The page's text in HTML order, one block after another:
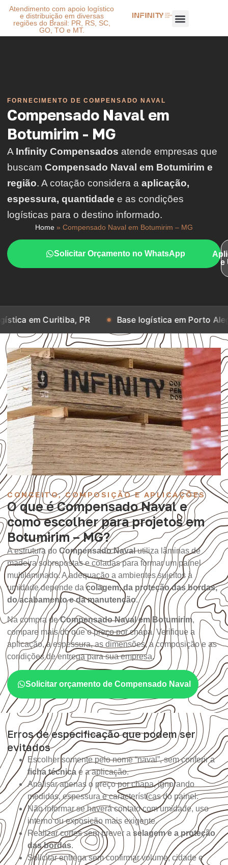
Atendimento com apoio logístico
e distribuição em diversas
regiões do Brasil: PR, RS, SC,
GO, TO e MT.
FORNECIMENTO DE COMPENSADO NAVAL
Compensado Naval em
Botumirim - MG
A Infinity Compensados atende empresas que
buscam Compensado Naval em Botumirim e
região. A cotação considera a aplicação,
espessura, quantidade e as condições
logísticas para o destino informado.
Home » Compensado Naval em Botumirim – MG
Solicitar Orçamento no WhatsApp
e
Curitiba, PR Base logística em Porto Alegre, RS
CONCEITO, COMPOSIÇÃO E APLICAÇÕES
O que é Compensado Naval e
como escolher para projetos em
Botumirim – MG?
A estrutura do Compensado Navalutiliza lâminas de
madeira sobrepostas e coladas para formar um painel
multilaminado. A adequação a ambientes sujeitos à
umidade depende dacolagem, da proteção das bordas,
do acabamento e da manutenção.
Na compra deCompensado Naval em Botumirim,
compare mais do que o preço por chapa. Verifique a
aplicação, a espessura, as dimensões, a composição e as
condições de entrega para sua empresa.
Solicitar orçamento de Compensado Naval
Erros de especificação que podem ser
evitados
Escolher somente pelo nome “naval”, sem conferir a
ficha técnica e a aplicação.
Analisar apenas o preço por chapa, ignorando
medidas, espessura e características do painel.
Não informar se haverá contato com umidade, uso
interno ou exposição mais exigente.
Realizar cortes sem prever a selagem e a proteção
das bordas.
Solicitar entrega sem confirmar volume, cidade e